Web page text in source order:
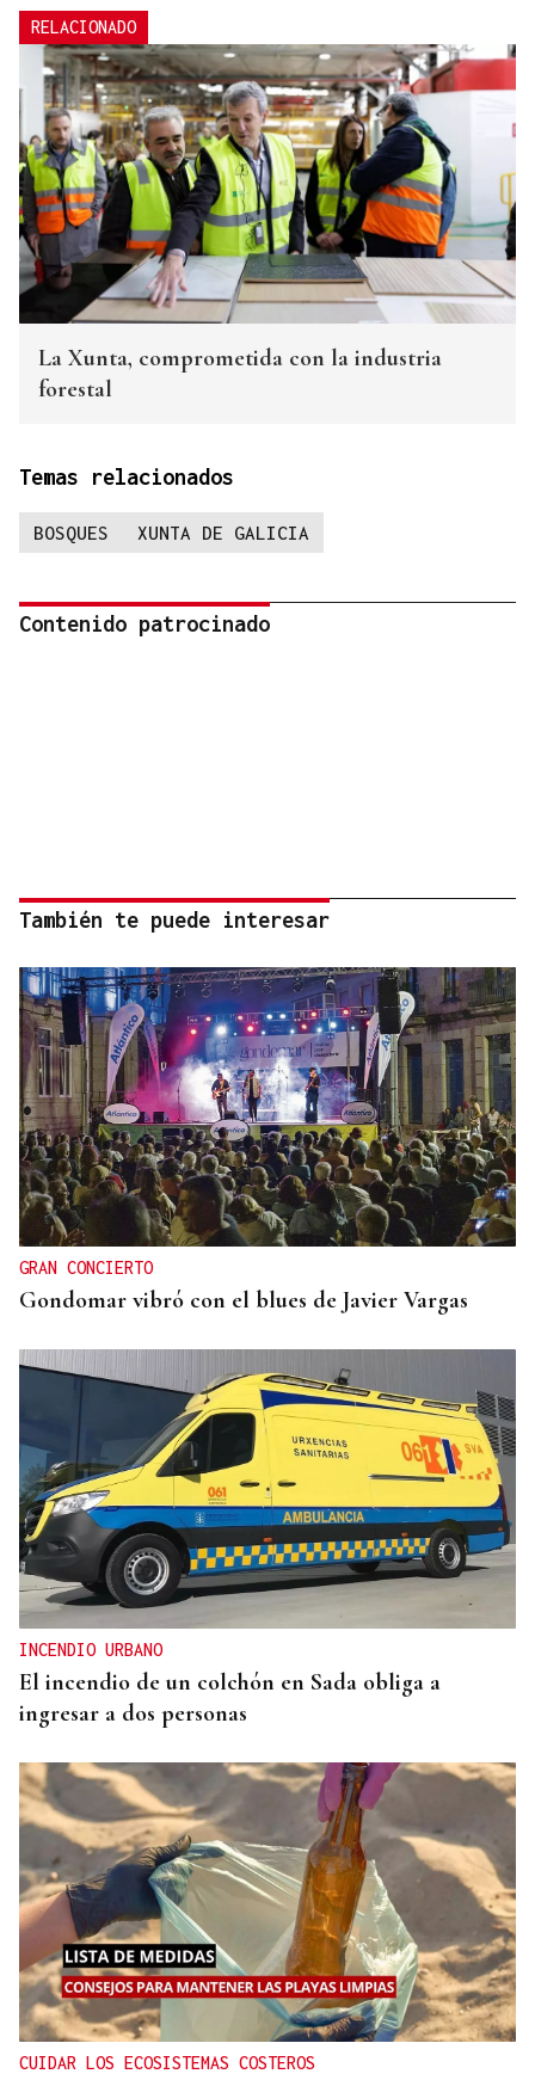
RELACIONADO
La Xunta, comprometida con la industria
forestal
Temas relacionados
BOSQUES XUNTA DE GALICIA
Contenido patrocinado
También te puede interesar
GRAN CONCIERTO
Gondomar vibró con el blues de Javier Vargas
INCENDIO URBANO
El incendio de un colchón en Sada obliga a
ingresar a dos personas
CUIDAR LOS ECOSISTEMAS COSTEROS